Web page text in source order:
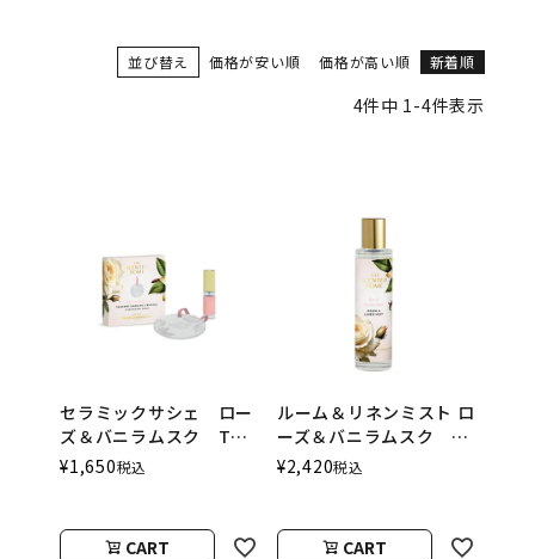
並び替え 価格が安い順 価格が高い順 新着順
4件中 1-4件表示
セラミックサシェ ロー
ズ＆バニラムスク The
Scented Home by
Ashleigh＆Burwood
¥1,650税込
CART
ルーム＆リネンミスト ロ
ーズ＆バニラムスク
100ml The Scented
Home by Ashleigh＆
¥2,420税込
CART